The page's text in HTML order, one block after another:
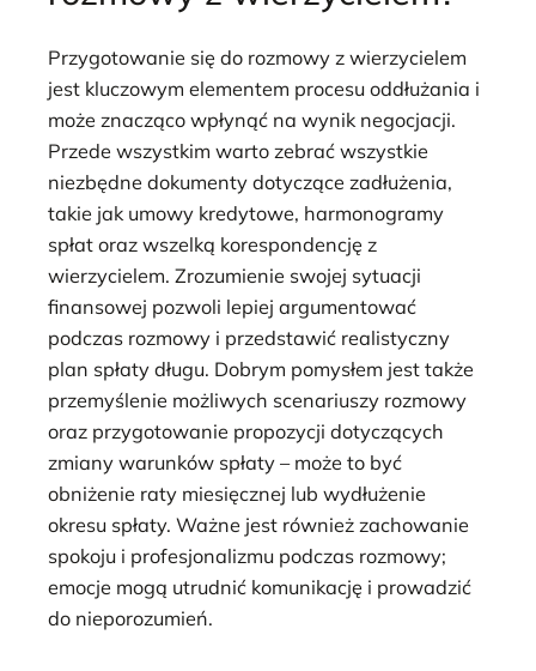
Przygotowanie się do rozmowy z wierzycielem
jest kluczowym elementem procesu oddłużania i
może znacząco wpłynąć na wynik negocjacji.
Przede wszystkim warto zebrać wszystkie
niezbędne dokumenty dotyczące zadłużenia,
takie jak umowy kredytowe, harmonogramy
spłat oraz wszelką korespondencję z
wierzycielem. Zrozumienie swojej sytuacji
finansowej pozwoli lepiej argumentować
podczas rozmowy i przedstawić realistyczny
plan spłaty długu. Dobrym pomysłem jest także
przemyślenie możliwych scenariuszy rozmowy
oraz przygotowanie propozycji dotyczących
zmiany warunków spłaty – może to być
obniżenie raty miesięcznej lub wydłużenie
okresu spłaty. Ważne jest również zachowanie
spokoju i profesjonalizmu podczas rozmowy;
emocje mogą utrudnić komunikację i prowadzić
do nieporozumień.